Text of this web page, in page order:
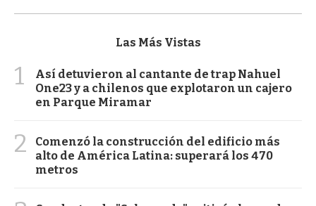
Las Más Vistas
1
Así detuvieron al cantante de trap Nahuel
One23 y a chilenos que explotaron un cajero
en Parque Miramar
2
Comenzó la construcción del edificio más
alto de América Latina: superará los 470
metros